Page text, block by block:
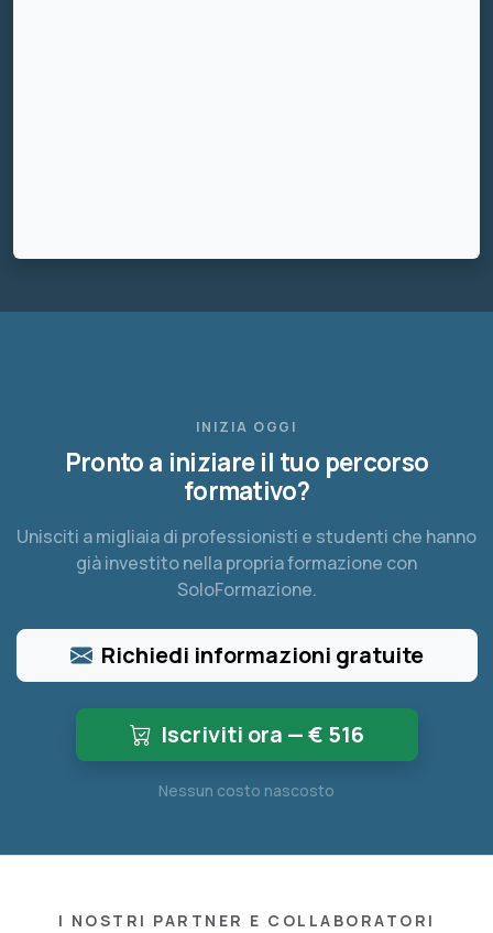
INIZIA OGGI
Pronto a iniziare il tuo percorso
formativo?
Unisciti a migliaia di professionisti e studenti che hanno
già investito nella propria formazione con
SoloFormazione.
Richiedi informazioni gratuite
Iscriviti ora — € 516
Nessun costo nascosto
I NOSTRI PARTNER E COLLABORATORI